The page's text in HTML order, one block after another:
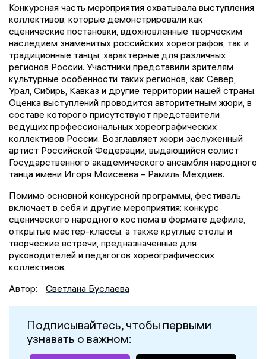
Конкурсная часть мероприятия охватывала выступления
коллективов, которые демонстрировали как
сценические постановки, вдохновленные творческим
наследием знаменитых российских хореографов, так и
традиционные танцы, характерные для различных
регионов России. Участники представили зрителям
культурные особенности таких регионов, как Север,
Урал, Сибирь, Кавказ и другие территории нашей страны.
Оценка выступлений проводится авторитетным жюри, в
составе которого присутствуют представители
ведущих профессиональных хореографических
коллективов России. Возглавляет жюри заслуженный
артист Российской Федерации, выдающийся солист
Государственного академического ансамбля народного
танца имени Игоря Моисеева – Рамиль Мехдиев.
Помимо основной конкурсной программы, фестиваль
включает в себя и другие мероприятия: конкурс
сценического народного костюма в формате дефиле,
открытые мастер-классы, а также круглые столы и
творческие встречи, предназначенные для
руководителей и педагогов хореографических
коллективов.
Автор:
Светлана Буслаева
Подписывайтесь, чтобы первыми
узнавать о важном: